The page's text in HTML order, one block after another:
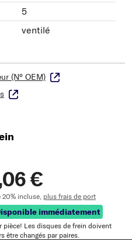
5
ventilé
(N° OEM)
€
20% incluse, plus frais de port
immédiatement
pièce! Les disques de frein doivent
être changés par paires.